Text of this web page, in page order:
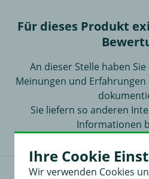
Für dieses Produkt
An dieser Stelle haben
Meinungen und
Sie liefern so anderen
Informationen
Ihre Cookie
Wir verwenden Cookies